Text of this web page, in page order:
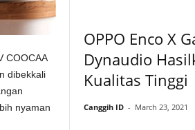
COOCAA
dibekkali
nyaman
OPPO Enco X
Dynaudio
Kualitas Tinggi
Canggih ID - March 23, 2021